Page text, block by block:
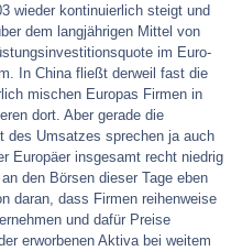
wieder kontinuierlich steigt und
dem langjährigen Mittel von
im Euro-
In China fließt derweil fast die
mischen Europas Firmen in
dort. Aber gerade die
des Umsatzes sprechen ja auch
Europäer insgesamt recht niedrig
den Börsen dieser Tage eben
daran, dass Firmen reihenweise
und dafür Preise
erworbenen Aktiva bei weitem